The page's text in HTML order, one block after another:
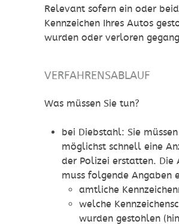
Relevant sofern ein oder
Kennzeichen Ihres Autos
wurden oder verloren
VERFAHRENSABLAUF
Was müssen Sie tun?
bei Diebstahl: Sie müssen
möglichst schnell eine
der Polizei erstatten. Die
muss folgende Angaben
amtliche
welche
wurden gestohlen